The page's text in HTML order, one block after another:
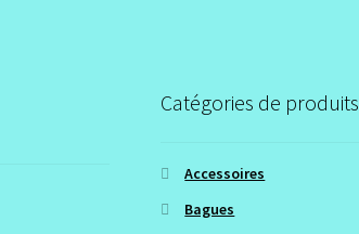
Catégories de produits
Accessoires
Bagues